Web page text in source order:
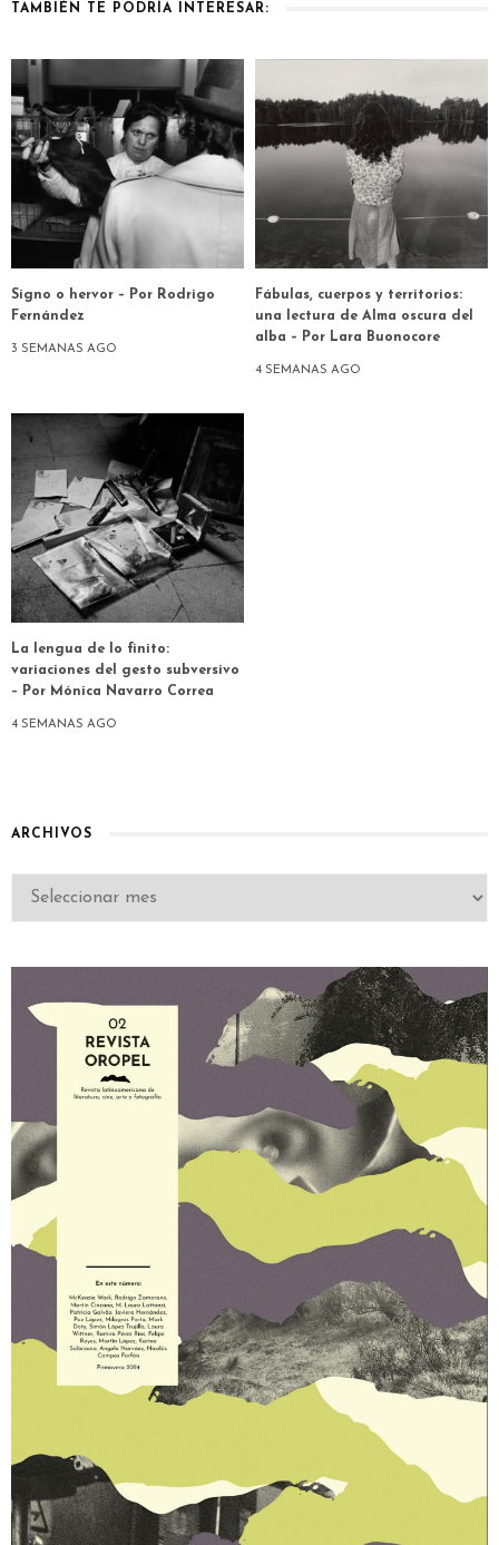
TAMBIÉN TE PODRÍA INTERESAR:
Signo o hervor – Por Rodrigo
Fernández
3 SEMANAS AGO
Fábulas, cuerpos y territorios:
una lectura de Alma oscura del
alba – Por Lara Buonocore
4 SEMANAS AGO
La lengua de lo finito:
variaciones del gesto subversivo
– Por Mónica Navarro Correa
4 SEMANAS AGO
ARCHIVOS